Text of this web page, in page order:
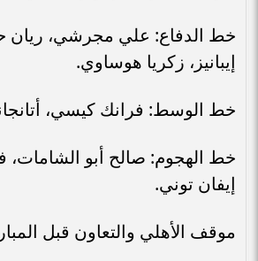
خط الدفاع: علي مجرشي، ريان
إيبانيز، زكريا هوساوي.
خط الوسط: فرانك كيسي،
خط الهجوم: صالح أبو الشامات،
إيفان توني.
موقف الأهلي والتعاون قبل